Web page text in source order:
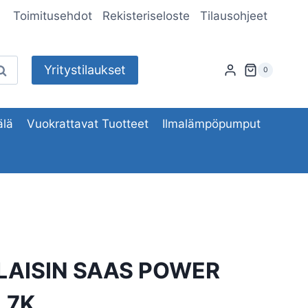
Toimitusehdot Rekisteriseloste Tilausohjeet
Yritystilaukset 0
Vuokrattavat Tuotteet Ilmalämpöpumput
SAAS POWER